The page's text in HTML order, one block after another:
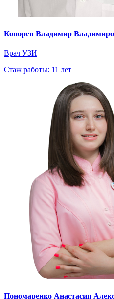
Конорев Владимир
Врач УЗИ
Стаж работы: 11 лет
Пономаренко Анастасия